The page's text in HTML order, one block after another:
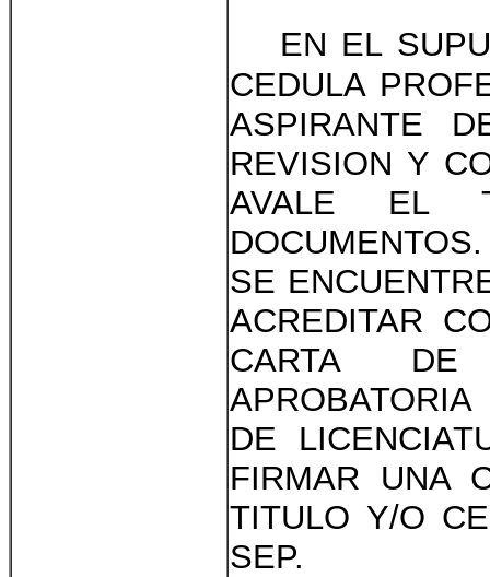
EN EL
CEDULA
ASPIRANTE
REVISION Y
AVALE EL
SE
ACREDITAR
CARTA DE
DE
FIRMAR UNA
TITULO Y/O
SEP.